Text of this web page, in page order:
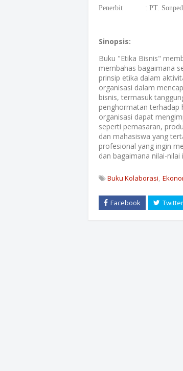
Penerbit : PT. Sonpedia
Sinopsis:
Buku "Etika Bisnis"
membahas bagaimana
prinsip etika dalam
organisasi dalam
bisnis, termasuk
penghormatan terhadap
organisasi dapat
seperti pemasaran,
dan mahasiswa yang
profesional yang ingin
dan bagaimana nilai-
Buku Kolaborasi